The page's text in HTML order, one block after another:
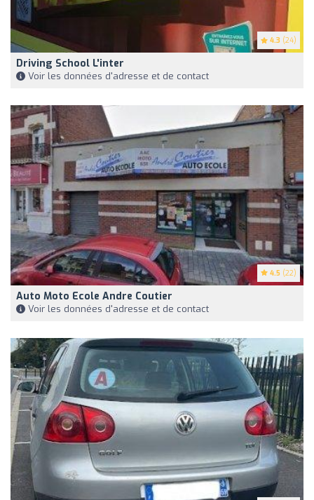
4.3 (24)
Driving School L'inter
Voir les données d'adresse et de contact
4.5 (22)
Auto Moto Ecole Andre Coutier
Voir les données d'adresse et de contact